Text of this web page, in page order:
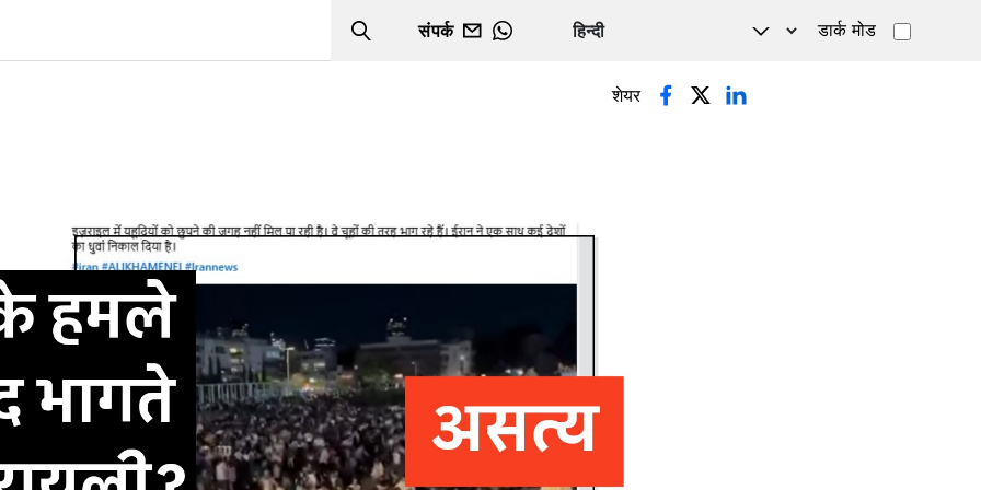
Search
संपर्क
WHATSAPP
डार्क मोड
शेयर